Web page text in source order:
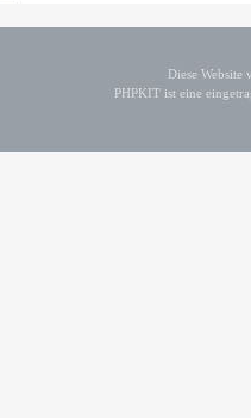
Diese
PHPKIT ist eine